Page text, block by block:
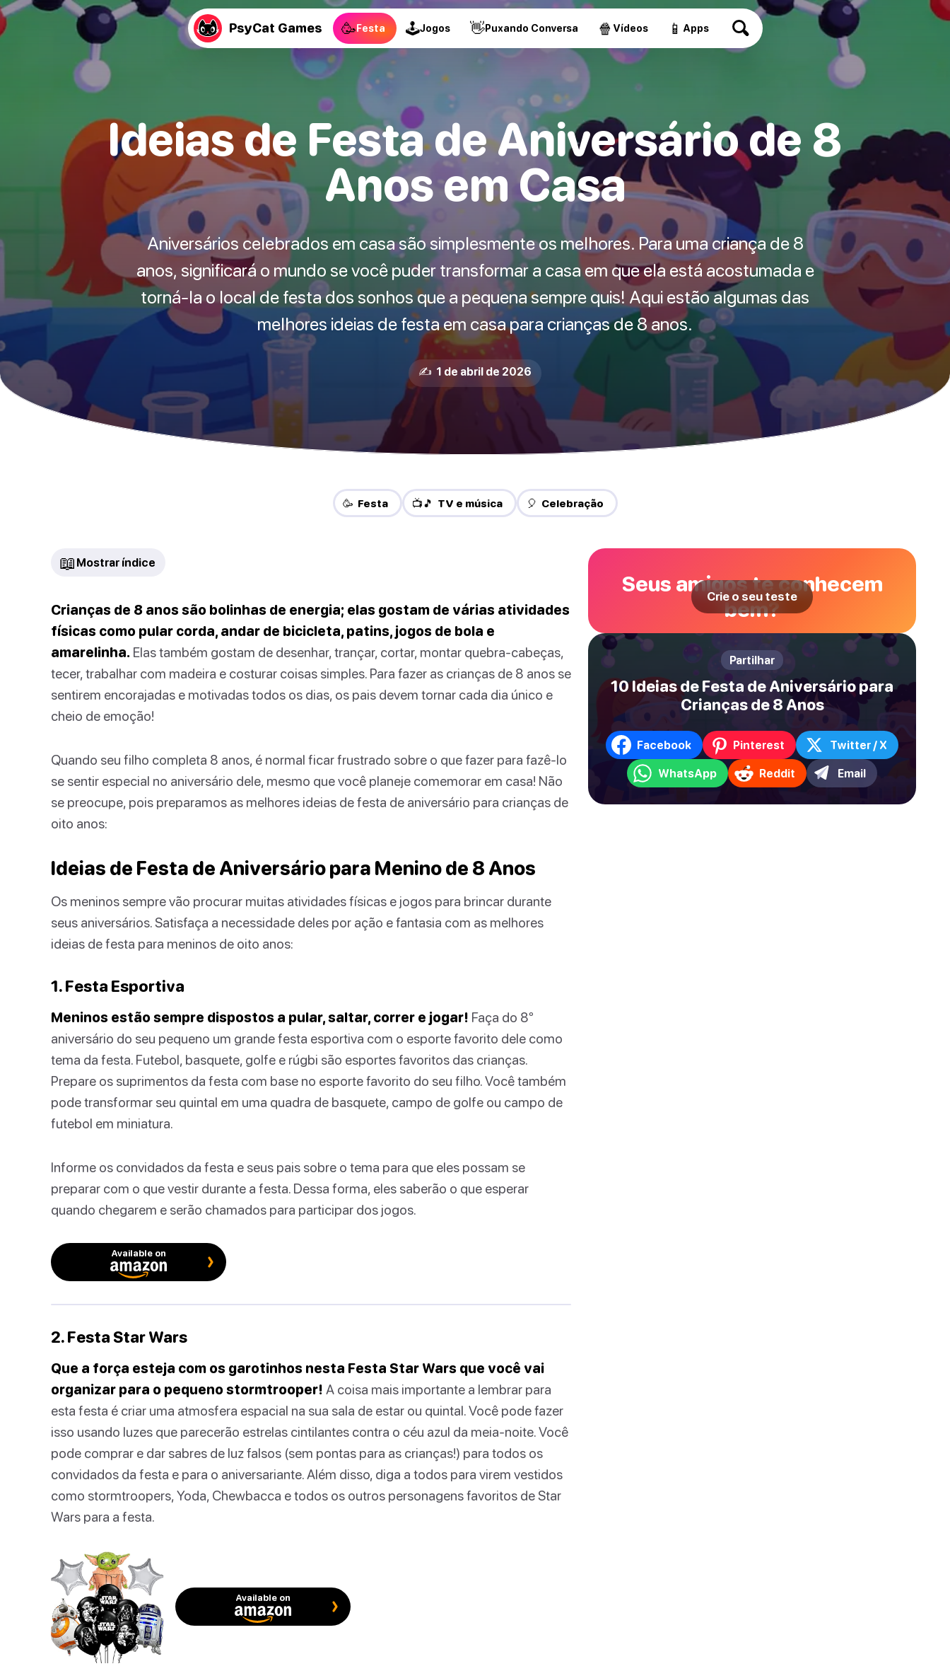
PsyCat Games 🥳Festa 🕹Jogos 👋Puxando Conversa 🍿 Vídeos 📱 Apps
Ideias de Festa de Aniversário de 8
Anos em Casa
Aniversários celebrados em casa são simplesmente os melhores. Para uma criança de 8
anos, significará o mundo se você puder transformar a casa em que ela está acostumada e
torná-la o local de festa dos sonhos que a pequena sempre quis! Aqui estão algumas das
melhores ideias de festa em casa para crianças de 8 anos.
✍️ 1 de abril de 2026
🥳 Festa 📺🎵 TV e música 🎈 Celebração
📖 Mostrar índice
Crianças de 8 anos são bolinhas de energia; elas gostam de várias atividades
físicas como pular corda, andar de bicicleta, patins, jogos de bola e
amarelinha. Elas também gostam de desenhar, trançar, cortar, montar quebra-cabeças,
tecer, trabalhar com madeira e costurar coisas simples. Para fazer as crianças de 8 anos se
sentirem encorajadas e motivadas todos os dias, os pais devem tornar cada dia único e
cheio de emoção!
Quando seu filho completa 8 anos, é normal ficar frustrado sobre o que fazer para fazê-lo
se sentir especial no aniversário dele, mesmo que você planeje comemorar em casa! Não
se preocupe, pois preparamos as melhores ideias de festa de aniversário para crianças de
oito anos:
Ideias de Festa de Aniversário para Menino de 8 Anos
Os meninos sempre vão procurar muitas atividades físicas e jogos para brincar durante
seus aniversários. Satisfaça a necessidade deles por ação e fantasia com as melhores
ideias de festa para meninos de oito anos:
1. Festa Esportiva
Meninos estão sempre dispostos a pular, saltar, correr e jogar! Faça do 8º
aniversário do seu pequeno um grande festa esportiva com o esporte favorito dele como
tema da festa. Futebol, basquete, golfe e rúgbi são esportes favoritos das crianças.
Prepare os suprimentos da festa com base no esporte favorito do seu filho. Você também
pode transformar seu quintal em uma quadra de basquete, campo de golfe ou campo de
futebol em miniatura.
Informe os convidados da festa e seus pais sobre o tema para que eles possam se
preparar com o que vestir durante a festa. Dessa forma, eles saberão o que esperar
quando chegarem e serão chamados para participar dos jogos.
Available on
2. Festa Star Wars
Que a força esteja com os garotinhos nesta Festa Star Wars que você vai
organizar para o pequeno stormtrooper! A coisa mais importante a lembrar para
esta festa é criar uma atmosfera espacial na sua sala de estar ou quintal. Você pode fazer
isso usando luzes que parecerão estrelas cintilantes contra o céu azul da meia-noite. Você
pode comprar e dar sabres de luz falsos (sem pontas para as crianças!) para todos os
convidados da festa e para o aniversariante. Além disso, diga a todos para virem vestidos
como stormtroopers, Yoda, Chewbacca e todos os outros personagens favoritos de Star
Wars para a festa.
Available on
Seus amigos te conhecem
bem?
Crie o seu teste
Partilhar
10 Ideias de Festa de Aniversário para
Crianças de 8 Anos
Facebook Pinterest Twitter / X
WhatsApp Reddit Email